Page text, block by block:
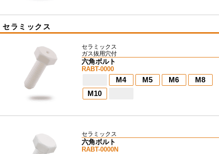
セラミックス
セラミックス
ガス抜用穴付
六角ボルト
RABT-0000
M4 M5 M6
M8
M10
セラミックス
六角ボルト
RABT-0000N